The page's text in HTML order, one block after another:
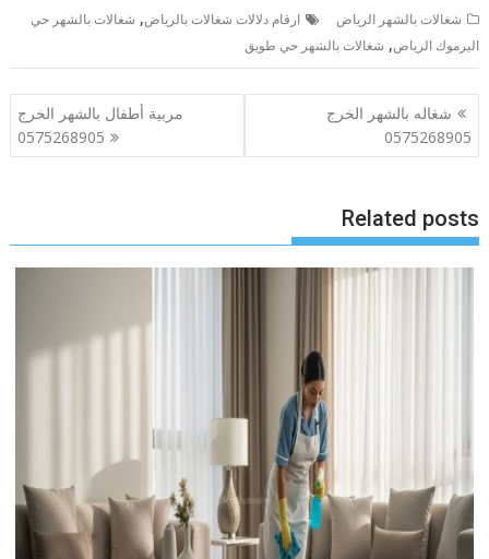
شغالات بالشهر الرياض ارقام دلالات شغالات بالرياض, شغالات بالشهر حي
اليرموك الرياض, شغالات بالشهر حي طويق
تصفّح
المقالات
شغاله بالشهر الخرج
0575268905
مربية أطفال بالشهر الخرج
0575268905
Related posts